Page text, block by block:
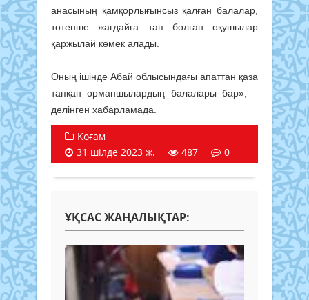
анасының қамқорлығынсыз қалған балалар,
төтенше жағдайға тап болған оқушылар
қаржылай көмек алады.
Оның ішінде Абай облысындағы апаттан қаза
тапқан орманшылардың балалары бар», –
делінген хабарламада.
Қоғам
31 шілде 2023 ж.
487 0
ҰҚСАС ЖАҢАЛЫҚТАР: